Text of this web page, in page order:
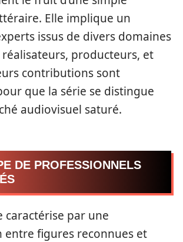
Elle implique un
issus de divers domaines
réalisateurs, producteurs, et
contributions sont
que la série se distingue
audiovisuel saturé.
DE PROFESSIONNELS
caractérise par une
entre figures reconnues et